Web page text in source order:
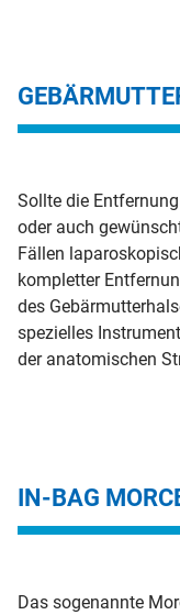
Sollte die
oder auch
Fällen
kompletter
des
spezielles
der anatomischen
IN-BAG
Das sogenannte